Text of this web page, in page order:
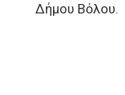
Δήμου Βόλου.